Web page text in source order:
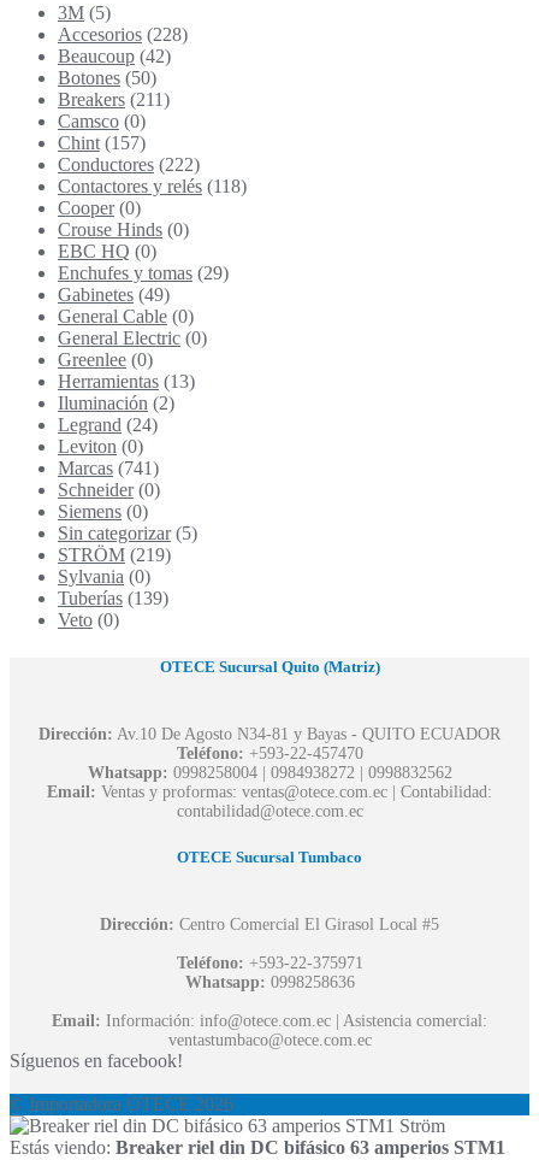
3M (5)
Accesorios (228)
Beaucoup (42)
Botones (50)
Breakers (211)
Camsco (0)
Chint (157)
Conductores (222)
Contactores y relés (118)
Cooper (0)
Crouse Hinds (0)
EBC HQ (0)
Enchufes y tomas (29)
Gabinetes (49)
General Cable (0)
General Electric (0)
Greenlee (0)
Herramientas (13)
Iluminación (2)
Legrand (24)
Leviton (0)
Marcas (741)
Schneider (0)
Siemens (0)
Sin categorizar (5)
STRÖM (219)
Sylvania (0)
Tuberías (139)
Veto (0)
OTECE Sucursal Quito (Matriz)
Dirección: Av.10 De Agosto N34-81 y Bayas - QUITO ECUADOR
Teléfono: +593-22-457470
Whatsapp: 0998258004 | 0984938272 | 0998832562
Email: Ventas y proformas: ventas@otece.com.ec | Contabilidad:
contabilidad@otece.com.ec
OTECE Sucursal Tumbaco
Dirección: Centro Comercial El Girasol Local #5
Teléfono: +593-22-375971
Whatsapp: 0998258636
Email: Información: info@otece.com.ec | Asistencia comercial:
ventastumbaco@otece.com.ec
Síguenos en facebook!
© Importadora OTECE 2026
Estás viendo: Breaker riel din DC bifásico 63 amperios STM1